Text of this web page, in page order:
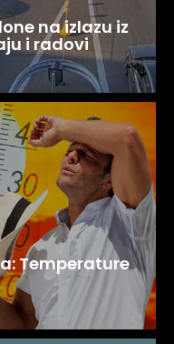
na izlazu iz
i radovi
Temperature